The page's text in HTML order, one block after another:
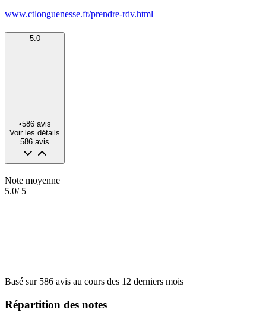
www.ctlonguenesse.fr/prendre-rdv.html
5.0
•586 avis
Voir les détails
586 avis
Note moyenne
5.0/ 5
Basé sur 586 avis au cours des 12 derniers mois
Répartition des notes